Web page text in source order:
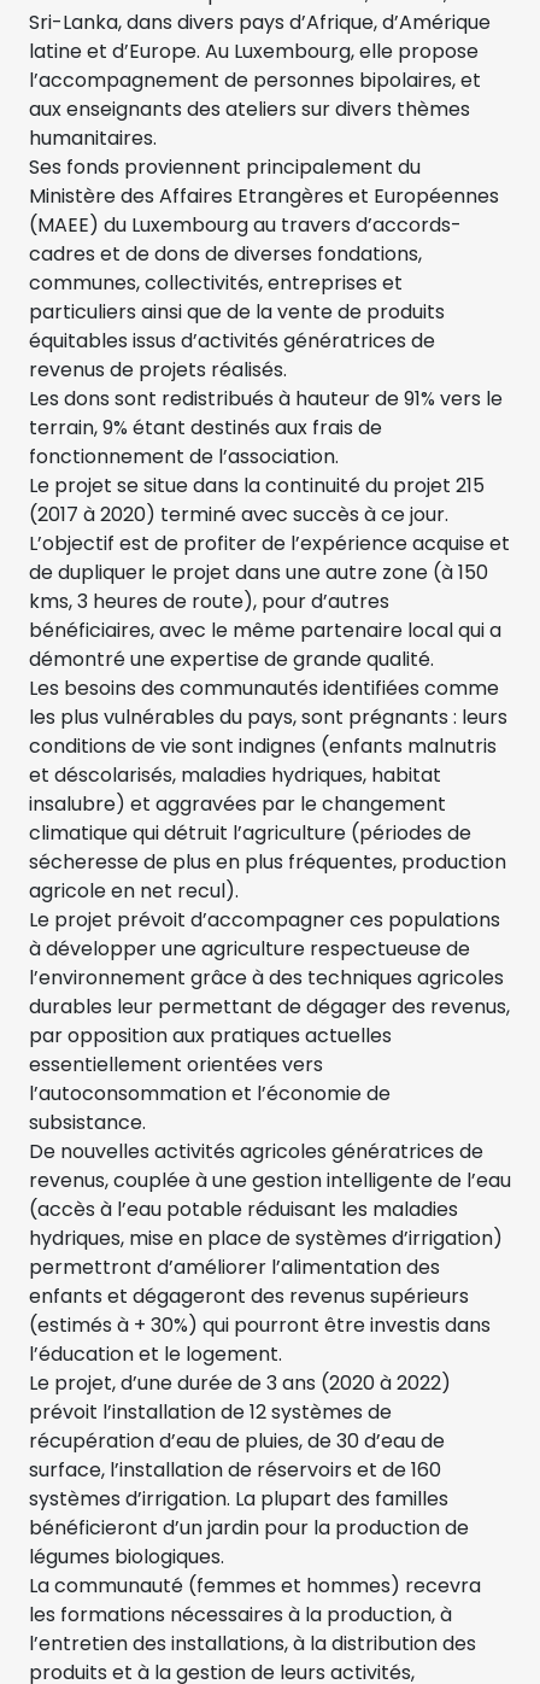
Sri-Lanka, dans divers pays d’Afrique, d’Amérique
latine et d’Europe. Au Luxembourg, elle propose
l’accompagnement de personnes bipolaires, et
aux enseignants des ateliers sur divers thèmes
humanitaires.
Ses fonds proviennent principalement du
Ministère des Affaires Etrangères et Européennes
(MAEE) du Luxembourg au travers d’accords-
cadres et de dons de diverses fondations,
communes, collectivités, entreprises et
particuliers ainsi que de la vente de produits
équitables issus d’activités génératrices de
revenus de projets réalisés.
Les dons sont redistribués à hauteur de 91% vers le
terrain, 9% étant destinés aux frais de
fonctionnement de l’association.
Le projet se situe dans la continuité du projet 215
(2017 à 2020) terminé avec succès à ce jour.
L’objectif est de profiter de l’expérience acquise et
de dupliquer le projet dans une autre zone (à 150
kms, 3 heures de route), pour d’autres
bénéficiaires, avec le même partenaire local qui a
démontré une expertise de grande qualité.
Les besoins des communautés identifiées comme
les plus vulnérables du pays, sont prégnants : leurs
conditions de vie sont indignes (enfants malnutris
et déscolarisés, maladies hydriques, habitat
insalubre) et aggravées par le changement
climatique qui détruit l’agriculture (périodes de
sécheresse de plus en plus fréquentes, production
agricole en net recul).
Le projet prévoit d’accompagner ces populations
à développer une agriculture respectueuse de
l’environnement grâce à des techniques agricoles
durables leur permettant de dégager des revenus,
par opposition aux pratiques actuelles
essentiellement orientées vers
l’autoconsommation et l’économie de
subsistance.
De nouvelles activités agricoles génératrices de
revenus, couplée à une gestion intelligente de l’eau
(accès à l’eau potable réduisant les maladies
hydriques, mise en place de systèmes d’irrigation)
permettront d’améliorer l’alimentation des
enfants et dégageront des revenus supérieurs
(estimés à + 30%) qui pourront être investis dans
l’éducation et le logement.
Le projet, d’une durée de 3 ans (2020 à 2022)
prévoit l’installation de 12 systèmes de
récupération d’eau de pluies, de 30 d’eau de
surface, l’installation de réservoirs et de 160
systèmes d’irrigation. La plupart des familles
bénéficieront d’un jardin pour la production de
légumes biologiques.
La communauté (femmes et hommes) recevra
les formations nécessaires à la production, à
l’entretien des installations, à la distribution des
produits et à la gestion de leurs activités,